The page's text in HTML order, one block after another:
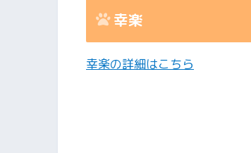
幸楽
幸楽の詳細はこちら